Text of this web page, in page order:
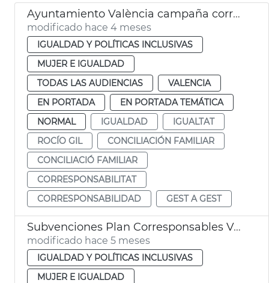
Ayuntamiento València campaña corresponsabilidad conciliación familiar
modificado hace 4 meses
IGUALDAD Y POLÍTICAS INCLUSIVAS
MUJER E IGUALDAD
TODAS LAS AUDIENCIAS
VALENCIA
EN PORTADA
EN PORTADA TEMÁTICA
NORMAL
IGUALDAD
IGUALTAT
ROCÍO GIL
CONCILIACIÓN FAMILIAR
CONCILIACIÓ FAMILIAR
CORRESPONSABILITAT
CORRESPONSABILIDAD
GEST A GEST
Subvenciones Plan Corresponsables València
modificado hace 5 meses
IGUALDAD Y POLÍTICAS INCLUSIVAS
MUJER E IGUALDAD